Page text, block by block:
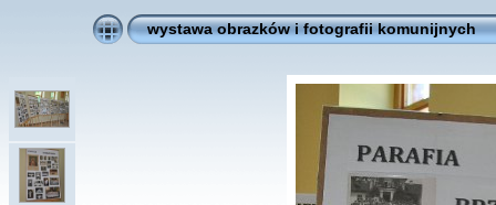
wystawa obrazków i fotografii komunijnych